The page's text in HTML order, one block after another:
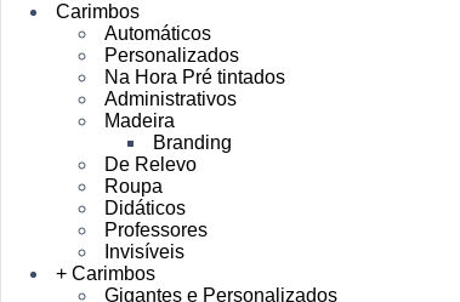
Carimbos
Automáticos
Personalizados
Na Hora Pré tintados
Administrativos
Madeira
Branding
De Relevo
Roupa
Didáticos
Professores
Invisíveis
+ Carimbos
Gigantes e Personalizados